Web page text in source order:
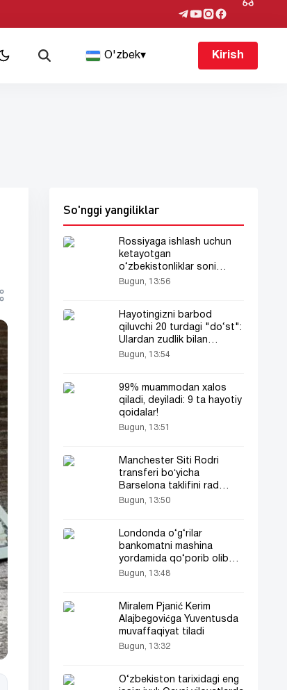
O'zbek▾ Kirish
So'nggi yangiliklar
Rossiyaga ishlash uchun
ketayotgan
o‘zbekistonliklar soni
kamaymoqda
Bugun, 13:56
Hayotingizni barbod
qiluvchi 20 turdagi "do‘st":
Ulardan zudlik bilan
uzoqlashing!
Bugun, 13:54
99% muammodan xalos
qiladi, deyiladi: 9 ta hayotiy
qoidalar!
Bugun, 13:51
Manchester Siti Rodri
transferi boʻyicha
Barselona taklifini rad
etishga tayyor
Bugun, 13:50
Londonda o‘g‘rilar
bankomatni mashina
yordamida qo‘porib olib
ketishdi
Bugun, 13:48
Miralem Pjanić Kerim
Alajbegovićga Yuventusda
muvaffaqiyat tiladi
Bugun, 13:32
O‘zbekiston tarixidagi eng